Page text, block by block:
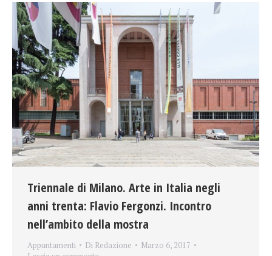
Triennale di Milano. Arte in Italia negli
anni trenta: Flavio Fergonzi. Incontro
nell’ambito della mostra
Appuntamenti Di Redazione
Marzo 6, 2017